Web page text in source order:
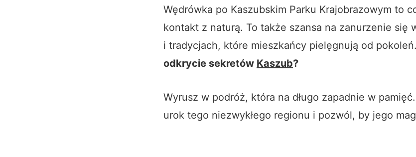
Wędrówka po Kaszubskim Parku Krajobrazowym to
kontakt z naturą. To także szansa na zanurzenie się
i tradycjach, które mieszkańcy pielęgnują od pokoleń.
odkrycie sekretów Kaszub?
Wyrusz w podróż, która na długo zapadnie w
urok tego niezwykłego regionu i pozwól, by jego